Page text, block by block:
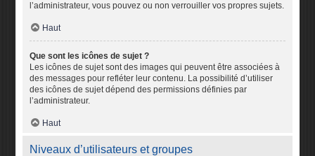
l’administrateur, vous pouvez ou non verrouiller vos propres sujets.
Haut
Que sont les icônes de sujet ?
Les icônes de sujet sont des images qui peuvent être associées à
des messages pour refléter leur contenu. La possibilité d’utiliser
des icônes de sujet dépend des permissions définies par
l’administrateur.
Haut
Niveaux d’utilisateurs et groupes